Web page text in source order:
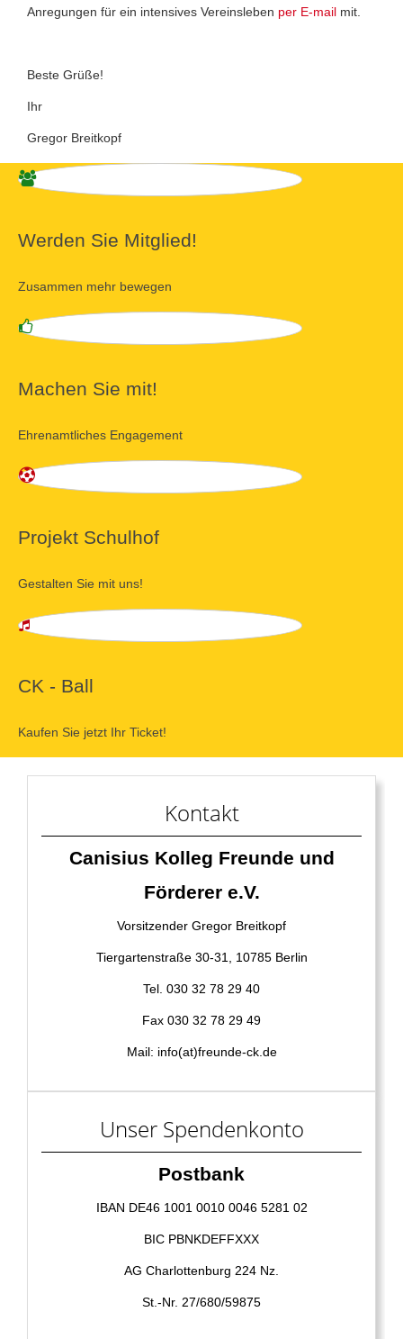
Anregungen für ein intensives Vereinsleben per E-mail mit.
Beste Grüße!
Ihr
Gregor Breitkopf
Werden Sie Mitglied!
Zusammen mehr bewegen
Machen Sie mit!
Ehrenamtliches Engagement
Projekt Schulhof
Gestalten Sie mit uns!
CK - Ball
Kaufen Sie jetzt Ihr Ticket!
Kontakt
Canisius Kolleg Freunde und
Förderer e.V.
Vorsitzender Gregor Breitkopf
Tiergartenstraße 30-31, 10785 Berlin
Tel. 030 32 78 29 40
Fax 030 32 78 29 49
Mail: info(at)freunde-ck.de
Unser Spendenkonto
Postbank
IBAN DE46 1001 0010 0046 5281 02
BIC PBNKDEFFXXX
AG Charlottenburg 224 Nz.
St.-Nr. 27/680/59875